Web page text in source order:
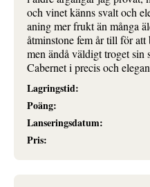
och vinet känns svalt och
aning mer frukt än många
åtminstone fem år till för
men ändå väldigt troget
Cabernet i precis och
Lagringstid:
Poäng:
Lanseringsdatum:
Pris: